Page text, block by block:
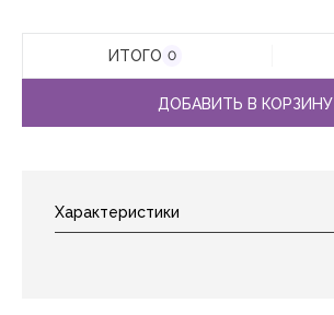
ИТОГО 0
ДОБАВИТЬ В КОРЗИНУ